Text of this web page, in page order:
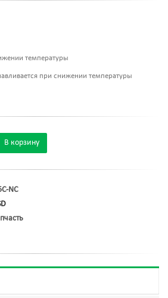
температуры
при снижении температуры
В корзину
NC